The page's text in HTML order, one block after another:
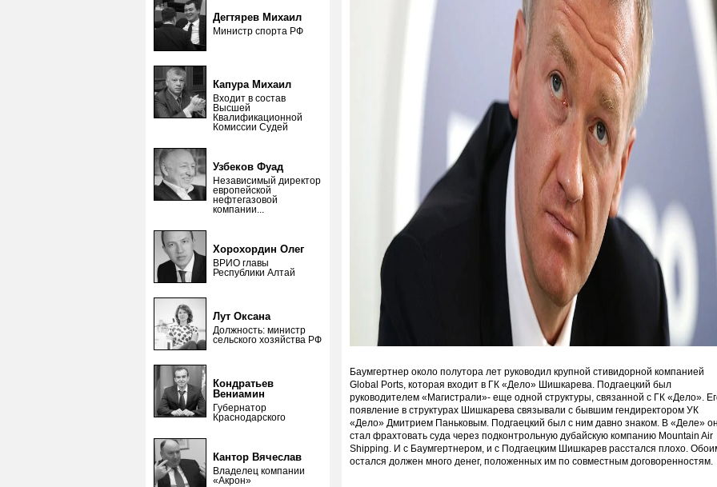
Дегтярев Михаил
Министр спорта РФ
Капура Михаил
Входит в состав
Высшей
Квалификационной
Комиссии Судей
Узбеков Фуад
Независимый директор
европейской
нефтегазовой
компании...
Хорохордин Олег
ВРИО главы
Республики Алтай
Лут Оксана
Должность: министр
сельского хозяйства РФ
Кондратьев
Вениамин
Губернатор
Краснодарского
Кантор Вячеслав
Владелец компании
«Акрон»
Баумгертнер около полутора лет руководил крупной стивидорной компанией
Global Ports, которая входит в ГК «Дело» Шишкарева. Подгаецкий был
руководителем «Магистрали»- еще одной структуры, связанной с ГК «Дело».
появление в структурах Шишкарева связывали с бывшим гендиректором УК
«Дело» Дмитрием Паньковым. Подгаецкий был с ним давно знаком. В «Деле» он
стал фрахтовать суда через подконтрольную дубайскую компанию Mountain Air
Shipping. И с Баумгертнером, и с Подгаецким Шишкарев расстался плохо.
остался должен много денег, положенных им по совместным договоренностям.